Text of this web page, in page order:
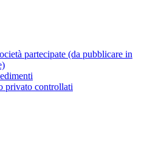
partecipate (da pubblicare in
privato controllati